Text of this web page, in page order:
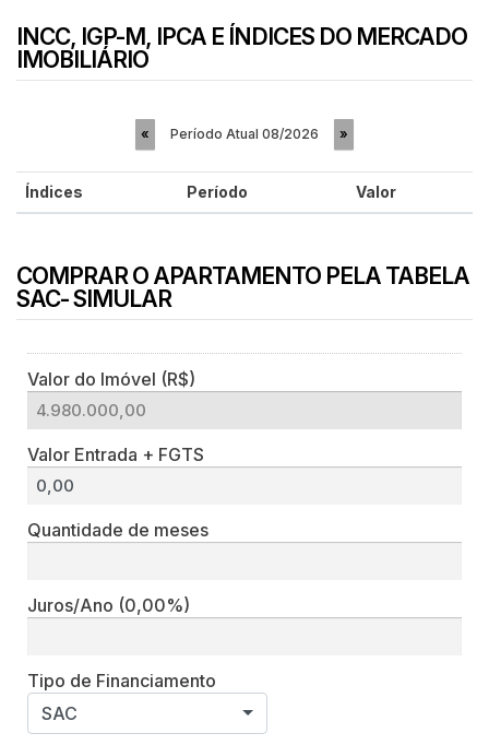
INCC, IGP-M, IPCA E ÍNDICES DO MERCADO
IMOBILIÁRIO
« Período Atual 08/2026 »
Índices Período Valor
COMPRAR O APARTAMENTO PELA TABELA
SAC- SIMULAR
Valor do Imóvel (R$)
Valor Entrada + FGTS
Quantidade de meses
Juros/Ano (0,00%)
Tipo de Financiamento
SAC